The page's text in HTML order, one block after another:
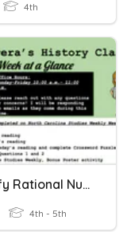
4th
Classify Rational Numbers
4th - 5th